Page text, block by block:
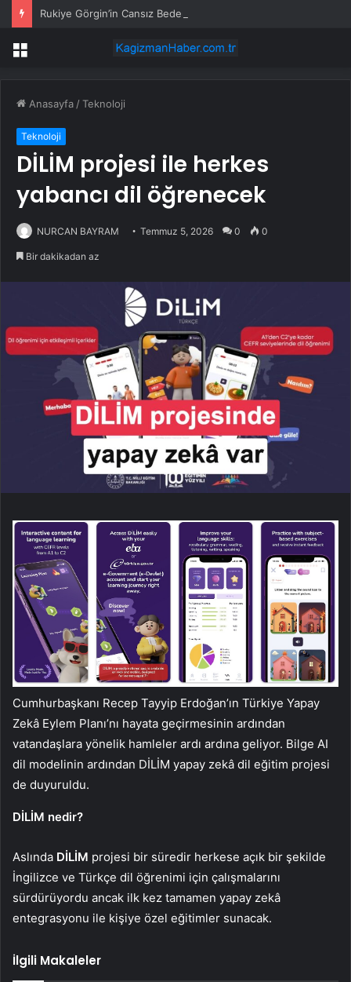
Rukiye Görgin’in Cansız Bedeni Göl Çevresinde Bulundu
Menü
Anasayfa /Teknoloji
Teknoloji
DİLİM projesi ile herkes
yabancı dil öğrenecek
NURCAN BAYRAM Temmuz 5, 2026 0 0
Bir dakikadan az
Cumhurbaşkanı Recep Tayyip Erdoğan’ın Türkiye Yapay
Zekâ Eylem Planı’nı hayata geçirmesinin ardından
vatandaşlara yönelik hamleler ardı ardına geliyor. Bilge AI
dil modelinin ardından DİLİM yapay zekâ dil eğitim projesi
de duyuruldu.
DİLİM nedir?
Aslında DİLİM projesi bir süredir herkese açık bir şekilde
İngilizce ve Türkçe dil öğrenimi için çalışmalarını
sürdürüyordu ancak ilk kez tamamen yapay zekâ
entegrasyonu ile kişiye özel eğitimler sunacak.
İlgili Makaleler